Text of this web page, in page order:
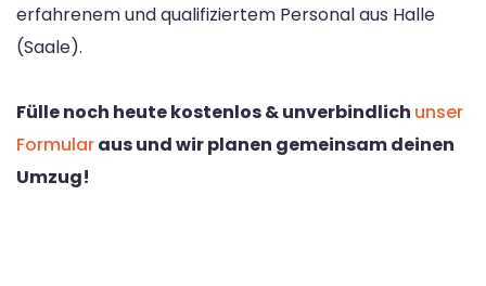
erfahrenem und qualifiziertem Personal aus Halle
(Saale).
Fülle noch heute kostenlos & unverbindlich unser
Formularaus und wir planen gemeinsam deinen
Umzug!